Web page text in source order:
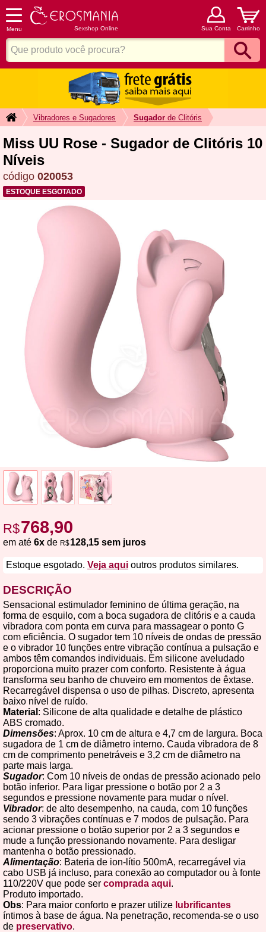
Menu Sexshop Online Sua Conta Carrinho
Vibradores e Sugadores Sugador de Clitóris
Miss UU Rose - Sugador de Clitóris 10
Níveis
código 020053
ESTOQUE ESGOTADO
R$768,90
em até 6x de R$128,15 sem juros
Estoque esgotado. Veja aqui outros produtos similares.
DESCRIÇÃO
Sensacional estimulador feminino de última geração, na
forma de esquilo, com a boca sugadora de clitóris e a cauda
vibradora com ponta em curva para massagear o ponto G
com eficiência. O sugador tem 10 níveis de ondas de pressão
e o vibrador 10 funções entre vibração contínua a pulsação e
ambos têm comandos individuais. Em silicone aveludado
proporciona muito prazer com conforto. Resistente à água
transforma seu banho de chuveiro em momentos de êxtase.
Recarregável dispensa o uso de pilhas. Discreto, apresenta
baixo nível de ruído.
Material : Silicone de alta qualidade e detalhe de plástico
ABS cromado.
Dimensões: Aprox. 10 cm de altura e 4,7 cm de largura. Boca
sugadora de 1 cm de diâmetro interno. Cauda vibradora de 8
cm de comprimento penetráveis e 3,2 cm de diâmetro na
parte mais larga.
Sugador: Com 10 níveis de ondas de pressão acionado pelo
botão inferior. Para ligar pressione o botão por 2 a 3
segundos e pressione novamente para mudar o nível.
Vibrador: de alto desempenho, na cauda, com 10 funções
sendo 3 vibrações contínuas e 7 modos de pulsação. Para
acionar pressione o botão superior por 2 a 3 segundos e
mude a função pressionando novamente. Para desligar
mantenha o botão pressionado.
Alimentação: Bateria de ion-lítio 500mA, recarregável via
cabo USB já incluso, para conexão ao computador ou à fonte
110/220V que pode ser comprada aqui.
Produto importado.
Obs: Para maior conforto e prazer utilize lubrificantes
íntimos à base de água. Na penetração, recomenda-se o uso
de preservativo.